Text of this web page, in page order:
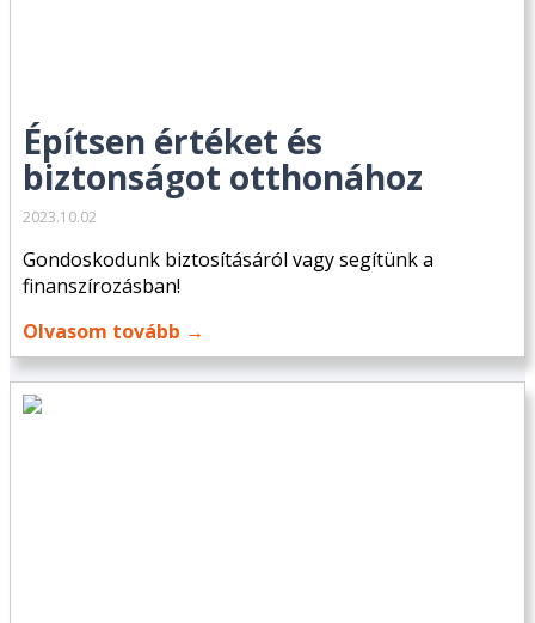
Építsen értéket és
biztonságot otthonához
2023.10.02
Gondoskodunk biztosításáról vagy segítünk a
finanszírozásban!
Olvasom tovább →